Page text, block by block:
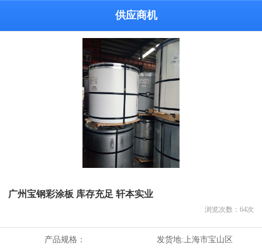
供应商机
广州宝钢彩涂板 库存充足 轩本实业
浏览次数： 64次
产品规格： 发货地:上海市宝山区